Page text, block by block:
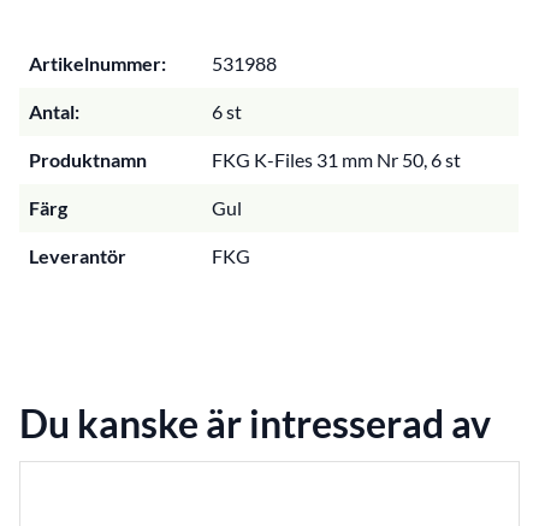
Artikelnummer: 531988
Antal: 6 st
Produktnamn FKG K-Files 31 mm Nr 50, 6 st
Färg Gul
Leverantör FKG
Du kanske är intresserad av